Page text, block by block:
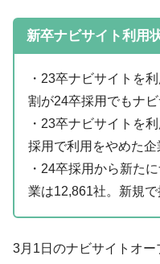
新卒ナビサイト利用
・23卒ナビサイトを
割が24卒採用でもナ
・23卒ナビサイトを
採用で利用をやめた企
・24卒採用から新た
業は12,861社。新規
3月1日のナビサイトオ